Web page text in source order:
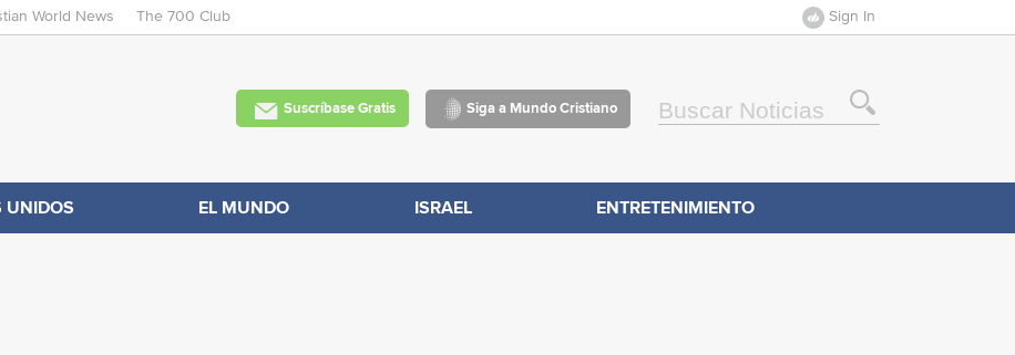
Skip
World News The 700 Club Sign In
Suscríbase Gratis Siga a Mundo Cristiano
UNIDOS EL MUNDO ISRAEL ENTRETENIMIENTO